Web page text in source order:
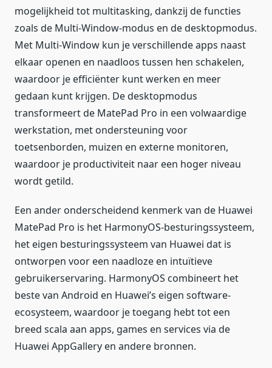
mogelijkheid tot multitasking, dankzij de functies
zoals de Multi-Window-modus en de desktopmodus.
Met Multi-Window kun je verschillende apps naast
elkaar openen en naadloos tussen hen schakelen,
waardoor je efficiënter kunt werken en meer
gedaan kunt krijgen. De desktopmodus
transformeert de MatePad Pro in een volwaardige
werkstation, met ondersteuning voor
toetsenborden, muizen en externe monitoren,
waardoor je productiviteit naar een hoger niveau
wordt getild.
Een ander onderscheidend kenmerk van de Huawei
MatePad Pro is het HarmonyOS-besturingssysteem,
het eigen besturingssysteem van Huawei dat is
ontworpen voor een naadloze en intuïtieve
gebruikerservaring. HarmonyOS combineert het
beste van Android en Huawei’s eigen software-
ecosysteem, waardoor je toegang hebt tot een
breed scala aan apps, games en services via de
Huawei AppGallery en andere bronnen.